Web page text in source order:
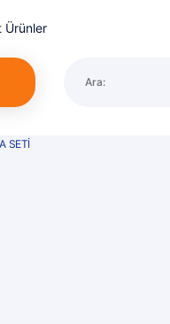
Ürünler
Ara:
SETİ